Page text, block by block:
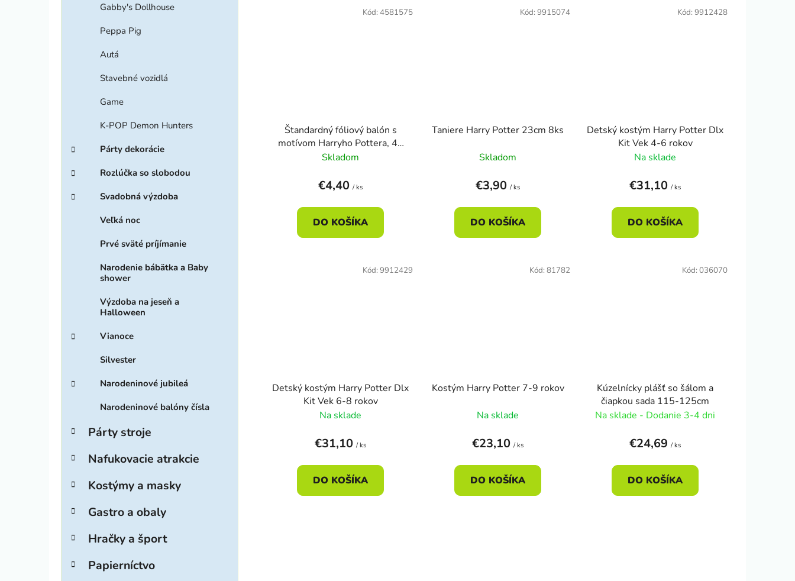
Gabby's Dollhouse
Peppa Pig
Autá
Stavebné vozidlá
Game
K-POP Demon Hunters
Párty dekorácie
Rozlúčka so slobodou
Svadobná výzdoba
Veľká noc
Prvé sväté príjímanie
Narodenie bábätka a Baby
shower
Výzdoba na jeseň a
Halloween
Vianoce
Silvester
Narodeninové jubileá
Narodeninové balóny čísla
Párty stroje
Nafukovacie atrakcie
Kostýmy a masky
Gastro a obaly
Hračky a šport
Papierníctvo
Štandardný fóliový balón s
motívom Harryho Pottera, 43
cm
Skladom
€4,40/ ks
DO KOŠÍKA
Kód: 4581575
Taniere Harry Potter 23cm 8ks
Skladom
€3,90/ ks
DO KOŠÍKA
Kód: 9915074
Detský kostým Harry Potter Dlx
Kit Vek 4-6 rokov
Na sklade
€31,10/ ks
DO KOŠÍKA
Kód: 9912428
Detský kostým Harry Potter Dlx
Kit Vek 6-8 rokov
Na sklade
€31,10/ ks
DO KOŠÍKA
Kód: 9912429
Kostým Harry Potter 7-9 rokov
Na sklade
€23,10/ ks
DO KOŠÍKA
Kód: 81782
Kúzelnícky plášť so šálom a
čiapkou sada 115-125cm
Na sklade - Dodanie 3-4 dni
€24,69/ ks
DO KOŠÍKA
Kód: 036070